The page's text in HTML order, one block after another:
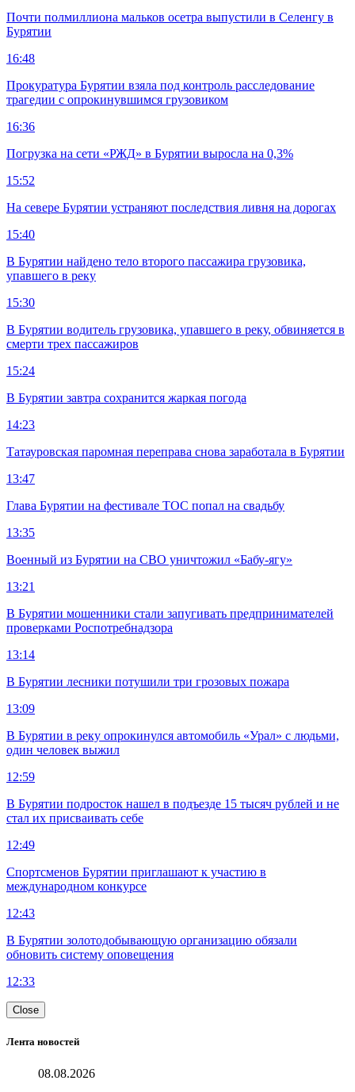
Почти полмиллиона мальков осетра выпустили в Селенгу в
Бурятии
16:48
Прокуратура Бурятии взяла под контроль расследование
трагедии с опрокинувшимся грузовиком
16:36
Погрузка на сети «РЖД» в Бурятии выросла на 0,3%
15:52
На севере Бурятии устраняют последствия ливня на дорогах
15:40
В Бурятии найдено тело второго пассажира грузовика,
упавшего в реку
15:30
В Бурятии водитель грузовика, упавшего в реку, обвиняется в
смерти трех пассажиров
15:24
В Бурятии завтра сохранится жаркая погода
14:23
Татауровская паромная переправа снова заработала в Бурятии
13:47
Глава Бурятии на фестивале ТОС попал на свадьбу
13:35
Военный из Бурятии на СВО уничтожил «Бабу-ягу»
13:21
В Бурятии мошенники стали запугивать предпринимателей
проверками Роспотребнадзора
13:14
В Бурятии лесники потушили три грозовых пожара
13:09
В Бурятии в реку опрокинулся автомобиль «Урал» с людьми,
один человек выжил
12:59
В Бурятии подросток нашел в подъезде 15 тысяч рублей и не
стал их присваивать себе
12:49
Спортсменов Бурятии приглашают к участию в
международном конкурсе
12:43
В Бурятии золотодобывающую организацию обязали
обновить систему оповещения
12:33
Close
Лента новостей
08.08.2026